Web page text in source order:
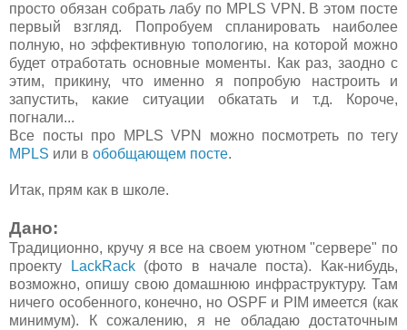
просто обязан собрать лабу по MPLS VPN. В этом посте
первый взгляд. Попробуем спланировать наиболее
полную, но эффективную топологию, на которой можно
будет отработать основные моменты. Как раз, заодно с
этим, прикину, что именно я попробую настроить и
запустить, какие ситуации обкатать и т.д. Короче,
погнали...
Все посты про MPLS VPN можно посмотреть по тегу
MPLS или в обобщающем посте.
Итак, прям как в школе.
Дано:
Традиционно, кручу я все на своем уютном "сервере" по
проекту
LackRack(фото в начале поста). Как-нибудь,
возможно, опишу свою домашнюю инфраструктуру. Там
ничего особенного, конечно, но OSPF и PIM имеется (как
минимум). К сожалению, я не обладаю достаточным